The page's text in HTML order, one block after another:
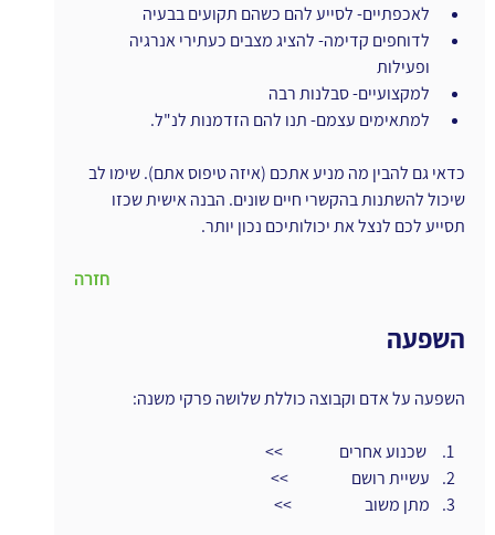
לאכפתיים- לסייע להם כשהם תקועים בבעיה
לדוחפים קדימה- להציג מצבים כעתירי אנרגיה
ופעילות
למקצועיים- סבלנות רבה
למתאימים עצמם- תנו להם הזדמנות לנ"ל.
כדאי גם להבין מה מניע אתכם (איזה טיפוס אתם). שימו לב
שיכול להשתנות בהקשרי חיים שונים. הבנה אישית שכזו
תסייע לכם לנצל את יכולותיכם נכון יותר.
חזרה
השפעה
השפעה על אדם וקבוצה כוללת שלושה פרקי משנה:
עשיית רושם                   >>
מתן משוב                      >>